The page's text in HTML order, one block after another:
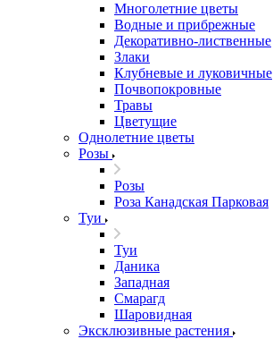
Многолетние цветы
Водные и прибрежные
Декоративно-лиственные
Злаки
Клубневые и луковичные
Почвопокровные
Травы
Цветущие
Однолетние цветы
Розы
Розы
Роза Канадская Парковая
Туи
Туи
Даника
Западная
Смарагд
Шаровидная
Эксклюзивные растения